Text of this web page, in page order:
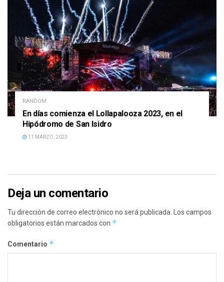
RANDOM
En días comienza el Lollapalooza 2023, en el
Hipódromo de San Isidro
11 MARZO, 2023
Deja un comentario
Tu dirección de correo electrónico no será publicada.
Los campos
obligatorios están marcados con *
Comentario *